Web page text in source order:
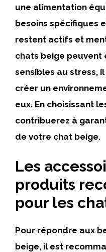
une alimentation
besoins spécifiques
restent actifs et
chats beige
sensibles au stress,
créer un
eux. En choisissant
contribuerez à
de votre chat beige.
Les
produits
pour les
Pour répondre aux
beige, il est